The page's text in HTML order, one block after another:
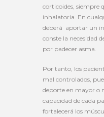
corticoides, siempre
inhalatoria. En
deberá aportar un
conste la necesidad
por padecer asma.
Por tanto, los
mal controlados,
deporte en mayor o
capacidad de cada
fortalecerá los